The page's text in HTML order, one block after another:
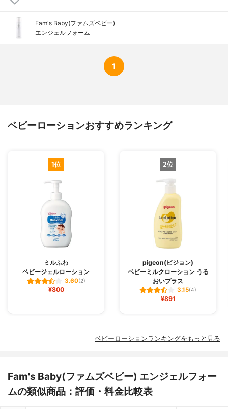
Fam's Baby(ファムズベビー)
エンジェルフォーム
1
ベビーローションおすすめランキング
1位
ミルふわ
ベビージェルローション
3.60(2)
¥800
2位
pigeon(ピジョン)
ベビーミルクローション うる
おいプラス
3.15(4)
¥891
ベビーローションランキングをもっと見る
Fam's Baby(ファムズベビー) エンジェルフォー
ムの類似商品：評価・料金比較表